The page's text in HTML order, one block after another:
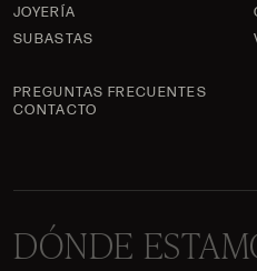
JOYERÍA
SUBASTAS
PREGUNTAS FRECUENTES
CONTACTO
DÓNDE